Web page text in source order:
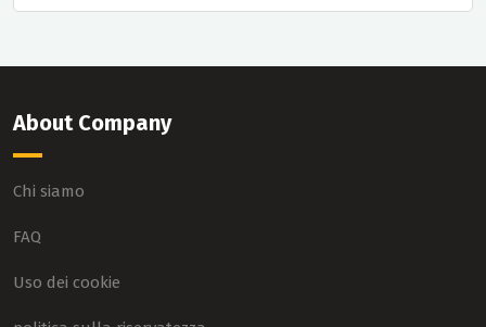
About Company
Chi siamo
FAQ
Uso dei cookie